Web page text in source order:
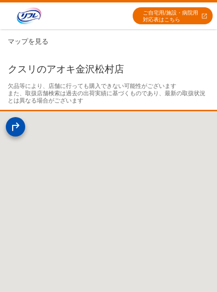
ご自宅用/施設・病院用
対応表はこちら
マップを見る
クスリのアオキ金沢松村店
欠品等により、店舗に行っても購入できない可能性がございます
また、取扱店舗検索は過去の出荷実績に基づくものであり、最新の取扱状況
とは異なる場合がございます